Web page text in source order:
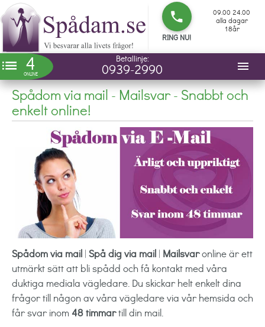
phone
RING NU!
09.00 24.00
alla dagar
18år
list 4
ONLINE
Betallinje:
0939-2990 menu
Spådom via mail - Mailsvar - Snabbt och
enkelt online!
Spådom via mail | Spå dig via mail | Mailsvaronline är ett
utmärkt sätt att bli spådd och få kontakt med våra
duktiga mediala vägledare. Du skickar helt enkelt dina
frågor till någon av våra vägledare via vår hemsida och
får svar inom 48 timmartill din mail.